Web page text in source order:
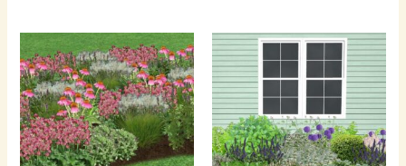
valge/hõbedane peenar(1)